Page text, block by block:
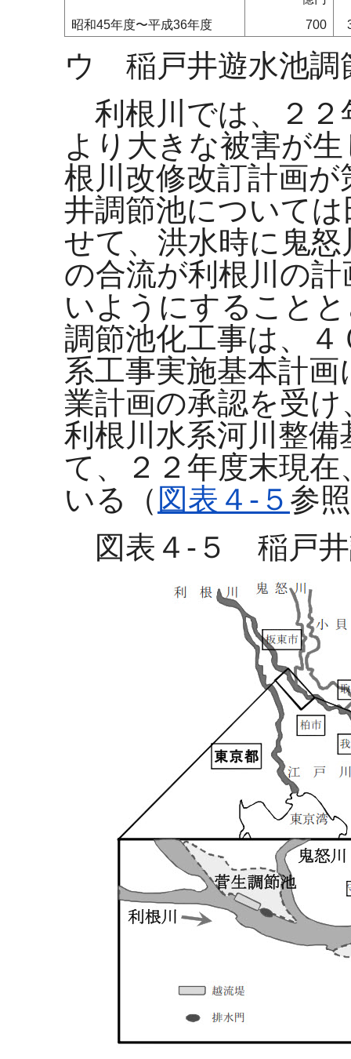
昭和45年度〜平成36年度
700
ウ 稲戸井遊水池調
利根川では、２２
より大きな被害が
根川改修改訂計画
井調節池について
せて、洪水時に鬼
の合流が利根川の
いようにすること
調節池化工事は、
系工事実施基本計
業計画の承認を受
利根川水系河川整
て、２２年度末現
いる（ 図表４-５ 参
図表４-５ 稲戸井